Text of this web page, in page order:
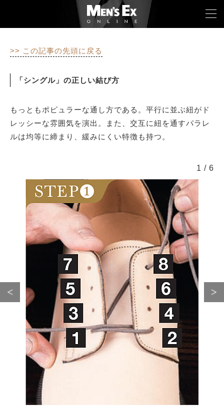
>> この記事の先頭に戻る
「シングル」の正しい結び方
もっともポピュラーな通し方である。平行に並ぶ紐がド
レッシーな雰囲気を演出。また、交互に紐を通すパラレ
ルは均等に締まり、緩みにくい特徴も持つ。
1 / 6
FASHION
WATCH
CAR&BIKE
MAGAZINE
ABOUT SITE
サイトマップ